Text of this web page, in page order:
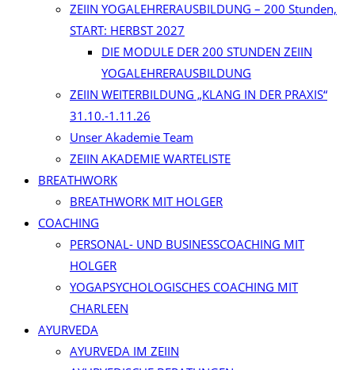
ZEIIN YOGALEHRERAUSBILDUNG – 200 Stunden,
START: HERBST 2027
DIE MODULE DER 200 STUNDEN ZEIIN
YOGALEHRERAUSBILDUNG
ZEIIN WEITERBILDUNG „KLANG IN DER PRAXIS“
31.10.-1.11.26
Unser Akademie Team
ZEIIN AKADEMIE WARTELISTE
BREATHWORK
BREATHWORK MIT HOLGER
COACHING
PERSONAL- UND BUSINESSCOACHING MIT
HOLGER
YOGAPSYCHOLOGISCHES COACHING MIT
CHARLEEN
AYURVEDA
AYURVEDA IM ZEIIN